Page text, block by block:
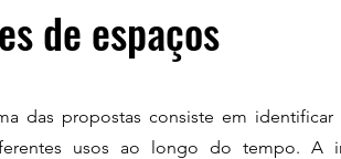
de espaços
das propostas consiste em
usos ao longo do tempo. A